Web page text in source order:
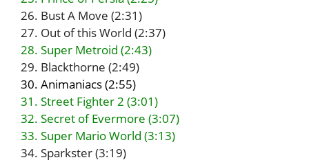
26. Bust A Move (2:31)
27. Out of this World (2:37)
28. Super Metroid (2:43)
29. Blackthorne (2:49)
30. Animaniacs (2:55)
31. Street Fighter 2 (3:01)
32. Secret of Evermore (3:07)
33. Super Mario World (3:13)
34. Sparkster (3:19)